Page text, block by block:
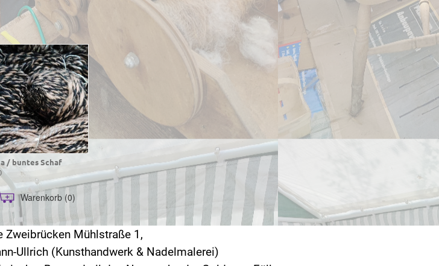
/ buntes Schaf
Warenkorb (0)
Zweibrücken Mühlstraße 1,
Ullrich (Kunsthandwerk & Nadelmalerei)